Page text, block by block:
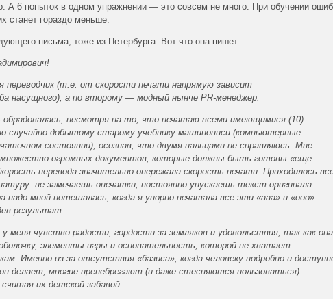
А 6 попыток в одном упражнении — это совсем не много. При обучении
станет гораздо меньше.
письма, тоже из Петербурга. Вот что она пишет:
переводчик (т.е. от скорости печати напрямую зависит
насущного), а по второму — модный нынче PR-менеджер.
обрадовалась, несмотря на то, что печатаю всеми имеющимися (10)
случайно добытому старому учебнику машинописи (компьютерные
состоянии), осознав, что двумя пальцами не справляюсь. Мне
множество огромных документов, которые должны быть готовы «еще
перевода значительно опережала скорость печати. Приходилось
не замечаешь опечатки, постоянно упускаешь текст оригинала —
надо мной потешалась, когда я упорно печатала все эти «ааа» и «ооо».
результат.
меня чувство радости, гордости за земляков и удовольствия, так как она
элементы игры и основательность, которой не хватает
Именно из-за отсутствия «базиса», когда человеку подробно и
делает, многие пренебрегают (и даже стесняются пользоваться)
их детской забавой.